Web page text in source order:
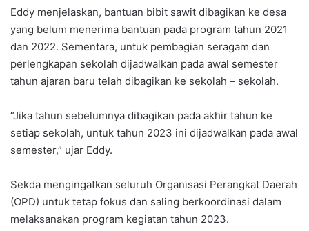
Eddy menjelaskan, bantuan bibit sawit dibagikan ke desa
yang belum menerima bantuan pada program tahun 2021
dan 2022. Sementara, untuk pembagian seragam dan
perlengkapan sekolah dijadwalkan pada awal semester
tahun ajaran baru telah dibagikan ke sekolah – sekolah.
“Jika tahun sebelumnya dibagikan pada akhir tahun ke
setiap sekolah, untuk tahun 2023 ini dijadwalkan pada awal
semester,” ujar Eddy.
Sekda mengingatkan seluruh Organisasi Perangkat Daerah
(OPD) untuk tetap fokus dan saling berkoordinasi dalam
melaksanakan program kegiatan tahun 2023.